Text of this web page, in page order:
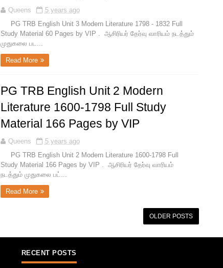
Queens
5 years ago
PG TRB English Unit 3 Modern Literature 1798 - 1832 Full
Study Material 60 Pages by VIP . ஆசிரியர் தேர்வு வாரியம் நடத்தும்
முதுகலை பட...
Read More
PG TRB English Unit 2 Modern
Literature 1600-1798 Full Study
Material 166 Pages by VIP
Queens
5 years ago
PG TRB English Unit 2 Modern Literature 1600-1798 Full
Study Material 166 Pages by VIP . ஆசிரியர் தேர்வு வாரியம்
நடத்தும் முதுகலை பட்...
Read More
OLDER POSTS
RECENT POSTS